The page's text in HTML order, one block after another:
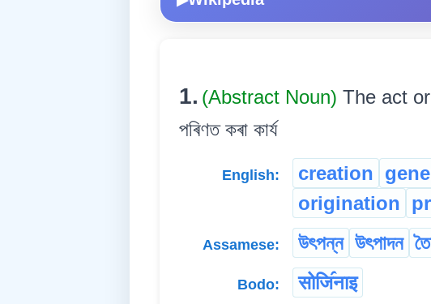
1. (Abstract Noun) The act
পৰিণত কৰা কাৰ্য
English: creation
origination
Assamese: উৎপন্ন উৎপাদন
Bodo: सोजि॔नाइ